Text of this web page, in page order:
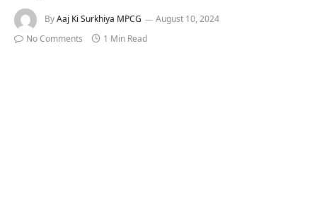
ByAaj Ki Surkhiya MPCG
August 10, 2024
No Comments
1 Min Read